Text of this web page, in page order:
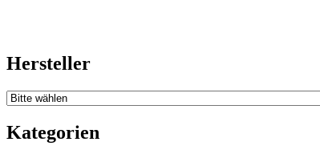
Hersteller
Kategorien